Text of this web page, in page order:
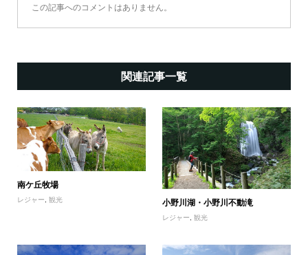
この記事へのコメントはありません。
関連記事一覧
南ケ丘牧場
レジャー 観光 小野川湖・小野川不動滝
レジャー,観光